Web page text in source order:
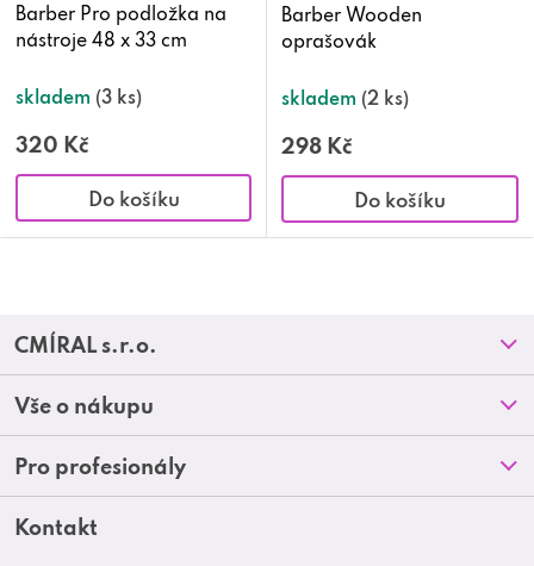
Barber Pro podložka na
nástroje 48 x 33 cm
skladem (3 ks)
320 Kč
Do košíku
Barber Wooden
oprašovák
skladem (2 ks)
298 Kč
Do košíku
l
d
a
Z
á
p
a
CMÍRAL s.r.o.
Prodejny
O nás
Blog
Kontakt
Vše o nákupu
Doprava a platba
Obchodní podmínky
Reklamace a vrácení zboží
Pro profesionály
Akční letáky
Kontakt